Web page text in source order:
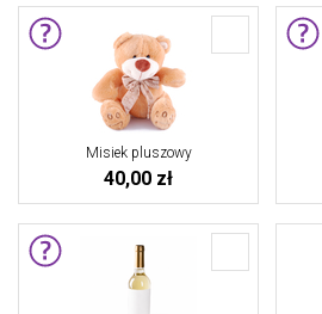
Misiek pluszowy
40,00 zł